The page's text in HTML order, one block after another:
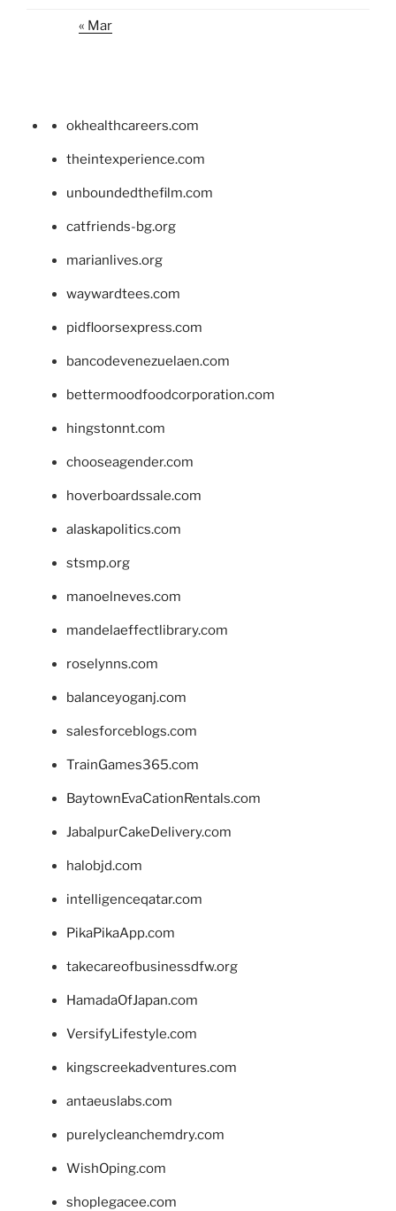
« Mar
okhealthcareers.com
theintexperience.com
unboundedthefilm.com
catfriends-bg.org
marianlives.org
waywardtees.com
pidfloorsexpress.com
bancodevenezuelaen.com
bettermoodfoodcorporation.com
hingstonnt.com
chooseagender.com
hoverboardssale.com
alaskapolitics.com
stsmp.org
manoelneves.com
mandelaeffectlibrary.com
roselynns.com
balanceyoganj.com
salesforceblogs.com
TrainGames365.com
BaytownEvaCationRentals.com
JabalpurCakeDelivery.com
halobjd.com
intelligenceqatar.com
PikaPikaApp.com
takecareofbusinessdfw.org
HamadaOfJapan.com
VersifyLifestyle.com
kingscreekadventures.com
antaeuslabs.com
purelycleanchemdry.com
WishOping.com
shoplegacee.com